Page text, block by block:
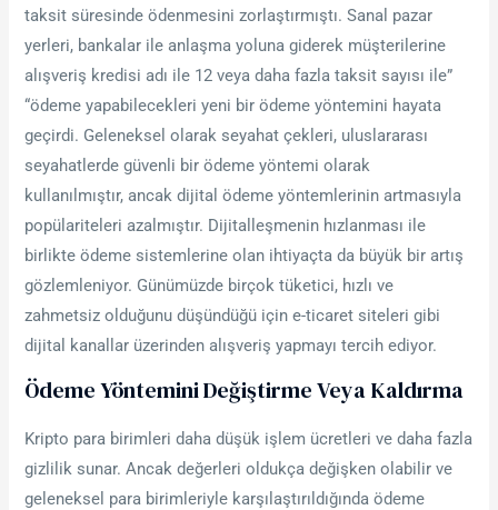
taksit süresinde ödenmesini zorlaştırmıştı. Sanal pazar
yerleri, bankalar ile anlaşma yoluna giderek müşterilerine
alışveriş kredisi adı ile 12 veya daha fazla taksit sayısı ile”
“ödeme yapabilecekleri yeni bir ödeme yöntemini hayata
geçirdi. Geleneksel olarak seyahat çekleri, uluslararası
seyahatlerde güvenli bir ödeme yöntemi olarak
kullanılmıştır, ancak dijital ödeme yöntemlerinin artmasıyla
popülariteleri azalmıştır. Dijitalleşmenin hızlanması ile
birlikte ödeme sistemlerine olan ihtiyaçta da büyük bir artış
gözlemleniyor. Günümüzde birçok tüketici, hızlı ve
zahmetsiz olduğunu düşündüğü için e-ticaret siteleri gibi
dijital kanallar üzerinden alışveriş yapmayı tercih ediyor.
Ödeme Yöntemini Değiştirme Veya Kaldırma
Kripto para birimleri daha düşük işlem ücretleri ve daha fazla
gizlilik sunar. Ancak değerleri oldukça değişken olabilir ve
geleneksel para birimleriyle karşılaştırıldığında ödeme